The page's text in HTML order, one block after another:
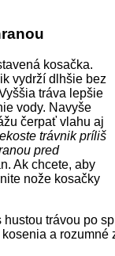
kosačka.
vydrží dlhšie bez
tráva lepšie
vody. Navyše
čerpať vlahu aj
trávnik príliš
pred
Ak chcete, aby
nože kosačky
a